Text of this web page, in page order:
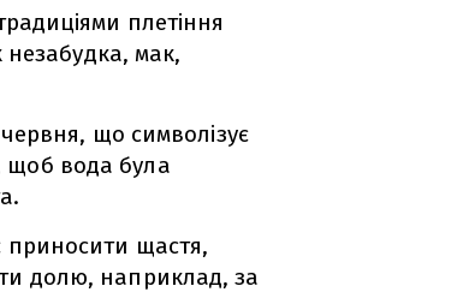
плетіння
незабудка, мак,
що символізує
щоб вода була
приносити щастя,
долю, наприклад, за